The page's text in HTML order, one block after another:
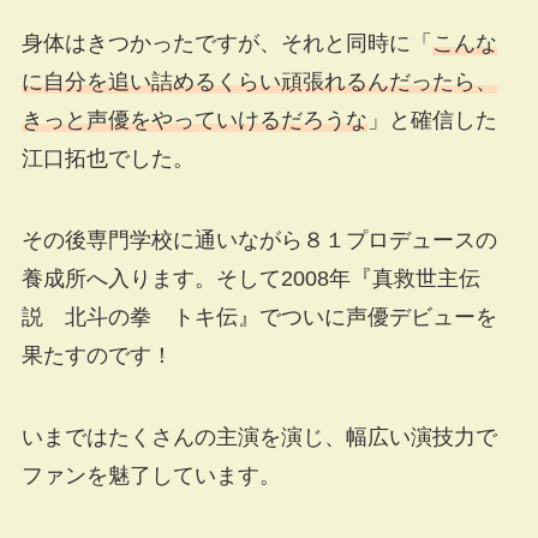
身体はきつかったですが、それと同時に「 こんな
に自分を追い詰めるくらい頑張れるんだったら、
きっと声優をやっていけるだろうな」と確信した
江口拓也でした。
その後専門学校に通いながら８１プロデュースの
養成所へ入ります。そして2008年『真救世主伝
説 北斗の拳 トキ伝』でついに声優デビューを
果たすのです！
いまではたくさんの主演を演じ、幅広い演技力で
ファンを魅了しています。